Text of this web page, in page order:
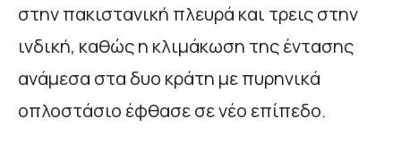
στην πακιστανική πλευρά και τρεις στην
ινδική, καθώς η κλιμάκωση της έντασης
ανάμεσα στα δυο κράτη με πυρηνικά
οπλοστάσιο έφθασε σε νέο επίπεδο.